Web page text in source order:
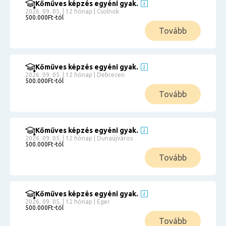
Kőműves képzés egyéni gyak.
2026. 09. 05. | 12 hónap | Csolnok
500.000Ft-tól
Tovább
Kőműves képzés egyéni gyak.
2026. 09. 05. | 12 hónap | Debrecen
500.000Ft-tól
Tovább
Kőműves képzés egyéni gyak.
2026. 09. 05. | 12 hónap | Dunaújváros
500.000Ft-tól
Tovább
Kőműves képzés egyéni gyak.
2026. 09. 05. | 12 hónap | Eger
500.000Ft-tól
Tovább